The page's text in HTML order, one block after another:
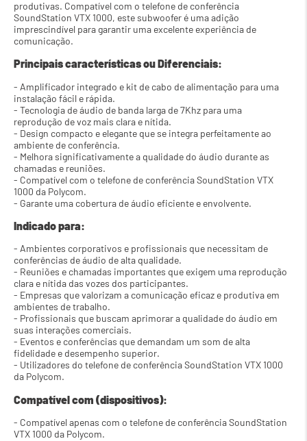
produtivas. Compatível com o telefone de conferência
SoundStation VTX 1000, este subwoofer é uma adição
imprescindível para garantir uma excelente experiência de
comunicação.
Principais características ou Diferenciais:
- Amplificador integrado e kit de cabo de alimentação para uma
instalação fácil e rápida.
- Tecnologia de áudio de banda larga de 7Khz para uma
reprodução de voz mais clara e nítida.
- Design compacto e elegante que se integra perfeitamente ao
ambiente de conferência.
- Melhora significativamente a qualidade do áudio durante as
chamadas e reuniões.
- Compatível com o telefone de conferência SoundStation VTX
1000 da Polycom.
- Garante uma cobertura de áudio eficiente e envolvente.
Indicado para:
- Ambientes corporativos e profissionais que necessitam de
conferências de áudio de alta qualidade.
- Reuniões e chamadas importantes que exigem uma reprodução
clara e nítida das vozes dos participantes.
- Empresas que valorizam a comunicação eficaz e produtiva em
ambientes de trabalho.
- Profissionais que buscam aprimorar a qualidade do áudio em
suas interações comerciais.
- Eventos e conferências que demandam um som de alta
fidelidade e desempenho superior.
- Utilizadores do telefone de conferência SoundStation VTX 1000
da Polycom.
Compatível com (dispositivos):
- Compatível apenas com o telefone de conferência SoundStation
VTX 1000 da Polycom.